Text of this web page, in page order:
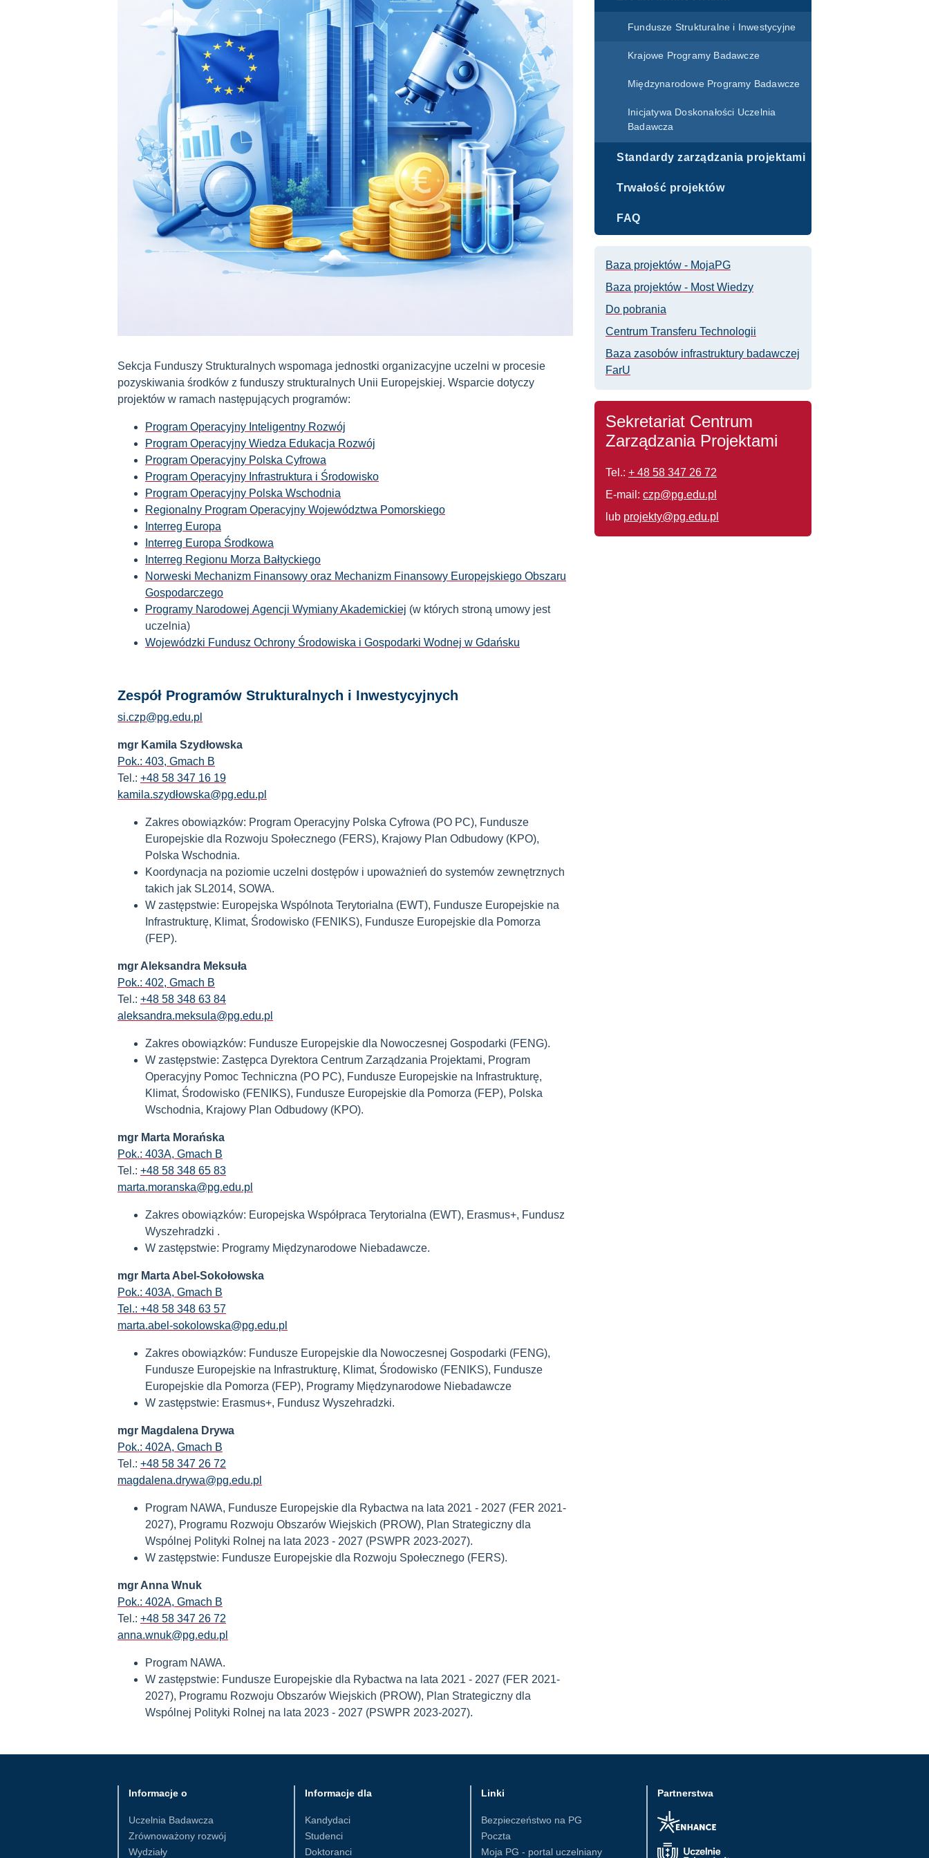
Fundusze Strukturalne i Inwestycyjne
Krajowe Programy Badawcze
Międzynarodowe Programy Badawcze
Inicjatywa Doskonałości Uczelnia
Badawcza
Standardy zarządzania projektami
Trwałość projektów
FAQ
Sekcja Funduszy Strukturalnych wspomaga jednostki organizacyjne uczelni w procesie
pozyskiwania środków z funduszy strukturalnych Unii Europejskiej. Wsparcie dotyczy
projektów w ramach następujących programów:
Program Operacyjny Inteligentny Rozwój
Program Operacyjny Wiedza Edukacja Rozwój
Program Operacyjny Polska Cyfrowa
Program Operacyjny Infrastruktura i Środowisko
Program Operacyjny Polska Wschodnia
Regionalny Program Operacyjny Województwa Pomorskiego
Interreg Europa
Interreg Europa Środkowa
Interreg Regionu Morza Bałtyckiego
Norweski Mechanizm Finansowy oraz Mechanizm Finansowy Europejskiego Obszaru
Gospodarczego
Programy Narodowej Agencji Wymiany Akademickiej (w których stroną umowy jest
uczelnia)
Wojewódzki Fundusz Ochrony Środowiska i Gospodarki Wodnej w Gdańsku
Zespół Programów Strukturalnych i Inwestycyjnych
si.czp@pg.edu.pl
mgr Kamila Szydłowska
Pok.: 403, Gmach B
Tel.: +48 58 347 16 19
kamila.szydłowska@pg.edu.pl
Zakres obowiązków: Program Operacyjny Polska Cyfrowa (PO PC), Fundusze
Europejskie dla Rozwoju Społecznego (FERS), Krajowy Plan Odbudowy (KPO),
Polska Wschodnia.
Koordynacja na poziomie uczelni dostępów i upoważnień do systemów zewnętrznych
takich jak SL2014, SOWA.
W zastępstwie: Europejska Wspólnota Terytorialna (EWT), Fundusze Europejskie na
Infrastrukturę, Klimat, Środowisko (FENIKS), Fundusze Europejskie dla Pomorza
(FEP).
mgr Aleksandra Meksuła
Pok.: 402, Gmach B
Tel.: +48 58 348 63 84
aleksandra.meksula@pg.edu.pl
Zakres obowiązków: Fundusze Europejskie dla Nowoczesnej Gospodarki (FENG).
W zastępstwie: Zastępca Dyrektora Centrum Zarządzania Projektami, Program
Operacyjny Pomoc Techniczna (PO PC), Fundusze Europejskie na Infrastrukturę,
Klimat, Środowisko (FENIKS), Fundusze Europejskie dla Pomorza (FEP), Polska
Wschodnia, Krajowy Plan Odbudowy (KPO).
mgr Marta Morańska
Pok.: 403A, Gmach B
Tel.: +48 58 348 65 83
marta.moranska@pg.edu.pl
Zakres obowiązków: Europejska Współpraca Terytorialna (EWT), Erasmus+, Fundusz
Wyszehradzki .
W zastępstwie: Programy Międzynarodowe Niebadawcze.
mgr Marta Abel-Sokołowska
Pok.: 403A, Gmach B
Tel.: +48 58 348 63 57
marta.abel-sokolowska@pg.edu.pl
Zakres obowiązków: Fundusze Europejskie dla Nowoczesnej Gospodarki (FENG),
Fundusze Europejskie na Infrastrukturę, Klimat, Środowisko (FENIKS), Fundusze
Europejskie dla Pomorza (FEP), Programy Międzynarodowe Niebadawcze
W zastępstwie: Erasmus+, Fundusz Wyszehradzki.
mgr Magdalena Drywa
Pok.: 402A, Gmach B
Tel.: +48 58 347 26 72
magdalena.drywa@pg.edu.pl
Program NAWA, Fundusze Europejskie dla Rybactwa na lata 2021 - 2027 (FER 2021-
2027), Programu Rozwoju Obszarów Wiejskich (PROW), Plan Strategiczny dla
Wspólnej Polityki Rolnej na lata 2023 - 2027 (PSWPR 2023-2027).
W zastępstwie: Fundusze Europejskie dla Rozwoju Społecznego (FERS).
mgr Anna Wnuk
Pok.: 402A, Gmach B
Tel.: +48 58 347 26 72
anna.wnuk@pg.edu.pl
Program NAWA.
W zastępstwie: Fundusze Europejskie dla Rybactwa na lata 2021 - 2027 (FER 2021-
2027), Programu Rozwoju Obszarów Wiejskich (PROW), Plan Strategiczny dla
Wspólnej Polityki Rolnej na lata 2023 - 2027 (PSWPR 2023-2027).
Baza projektów - MojaPG
Baza projektów - Most Wiedzy
Do pobrania
Centrum Transferu Technologii
Baza zasobów infrastruktury badawczej
FarU
Sekretariat Centrum
Zarządzania Projektami
Tel.: + 48 58 347 26 72
E-mail: czp@pg.edu.pl
lub projekty@pg.edu.pl
Partnerstwa
Informacje o
Uczelnia Badawcza
Zrównoważony rozwój
Wydziały
Informacje dla
Kandydaci
Studenci
Doktoranci
Linki
Bezpieczeństwo na PG
Poczta
Moja PG - portal uczelniany